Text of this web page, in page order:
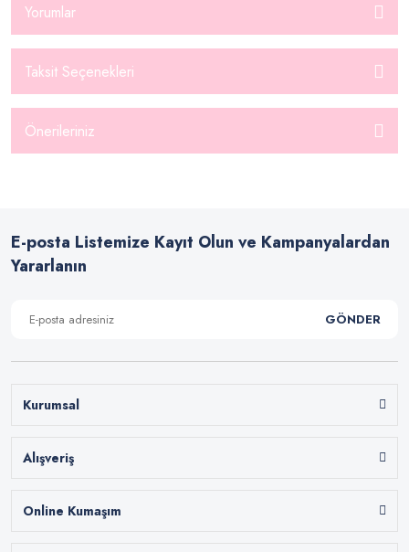
Yorumlar
Taksit Seçenekleri
Önerileriniz
E-posta Listemize Kayıt Olun ve Kampanyalardan
Yararlanın
GÖNDER
Kurumsal
Alışveriş
Online Kumaşım